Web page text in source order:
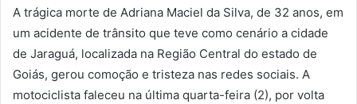
A trágica morte de Adriana Maciel da Silva, de 32 anos, em
um acidente de trânsito que teve como cenário a cidade
de Jaraguá, localizada na Região Central do estado de
Goiás, gerou comoção e tristeza nas redes sociais. A
motociclista faleceu na última quarta-feira (2), por volta